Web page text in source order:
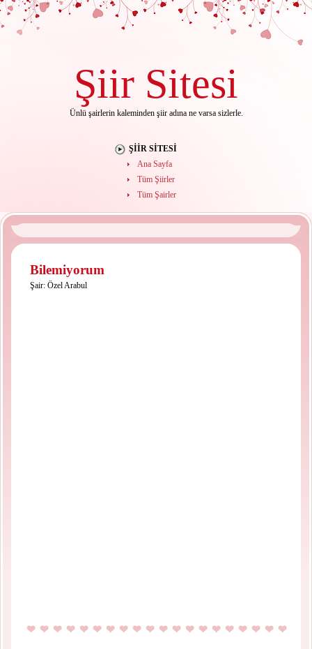
Şiir Sitesi
Ünlü şairlerin kaleminden şiir adına ne varsa sizlerle.
ŞIIR SITESI
Ana Sayfa
Tüm Şiirler
Tüm Şairler
Bilemiyorum
Şair: Özel Arabul